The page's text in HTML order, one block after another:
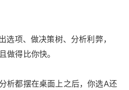
选项、做决策树、分析利弊，
做得比你快。
析都摆在桌面上之后，你选A还